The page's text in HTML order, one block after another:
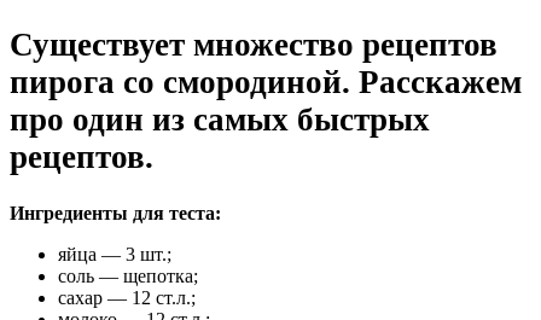
Существует множество рецептов
пирога со смородиной. Расскажем
про один из самых быстрых
рецептов.
Ингредиенты для теста:
яйца — 3 шт.;
соль — щепотка;
сахар — 12 ст.л.;